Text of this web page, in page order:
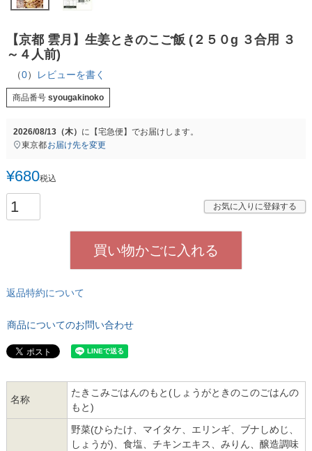
【京都 雲月】生姜ときのこご飯 (２５０g ３合用 ３
～４人前)
（0） レビューを書く
商品番号 syougakinoko
2026/08/13（木） に 【宅急便】 でお届けします。
東京都お届け先を変更
¥680税込
お気に入りに登録する
買い物かごに入れる
返品特約について
商品についてのお問い合わせ
名称
たきこみごはんのもと(しょうがときのこのごはんの
もと)
野菜(ひらたけ、マイタケ、エリンギ、ブナしめじ、
しょうが)、食塩、チキンエキス、みりん、醸造調味